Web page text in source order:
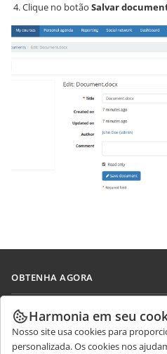
Clique no botão Salvar
OBTENHA AGORA
Docs
DocSpace
Workspace
COLABORAR
Para colaboradores
RECEBA NOTÍCIAS
Harmonia em seu
Nosso site usa cookies para
personalizada. Os cookies nos